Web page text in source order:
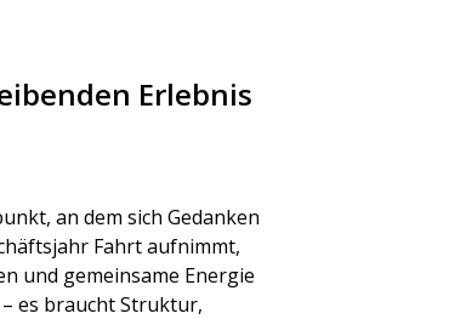
Erlebnis
an dem sich Gedanken
Fahrt aufnimmt,
und gemeinsame Energie
es braucht Struktur,